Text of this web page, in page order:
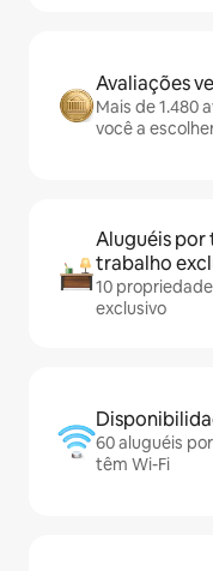
Avaliações
Mais de 1.480
você a
Aluguéis por
trabalho
10
exclusivo
60 aluguéis
têm Wi-Fi